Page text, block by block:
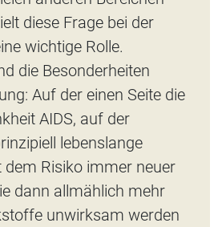
diese Frage bei der
wichtige Rolle.
die Besonderheiten
Auf der einen Seite die
AIDS, auf der
lebenslange
Risiko immer neuer
dann allmählich mehr
unwirksam werden